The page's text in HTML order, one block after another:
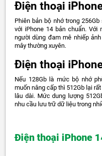
Điện thoại
Phiên bản bộ nhớ trong
với iPhone 14 bản chuẩn. Với
người dùng đam mê nhiếp
mây thường xuyên.
Điện thoại
Nếu 128Gb là mức bộ nhớ
muốn nâng cấp thì 512Gb lại
lâu dài. Mức dung lượng
nhu cầu lưu trữ dữ liệu trong
Điện thoại iPhone